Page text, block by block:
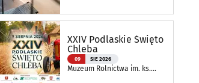
Andrzeja Myrchy
XXIV Podlaskie Święto
Chleba
09 SIE 2026
Muzeum Rolnictwa im. ks.